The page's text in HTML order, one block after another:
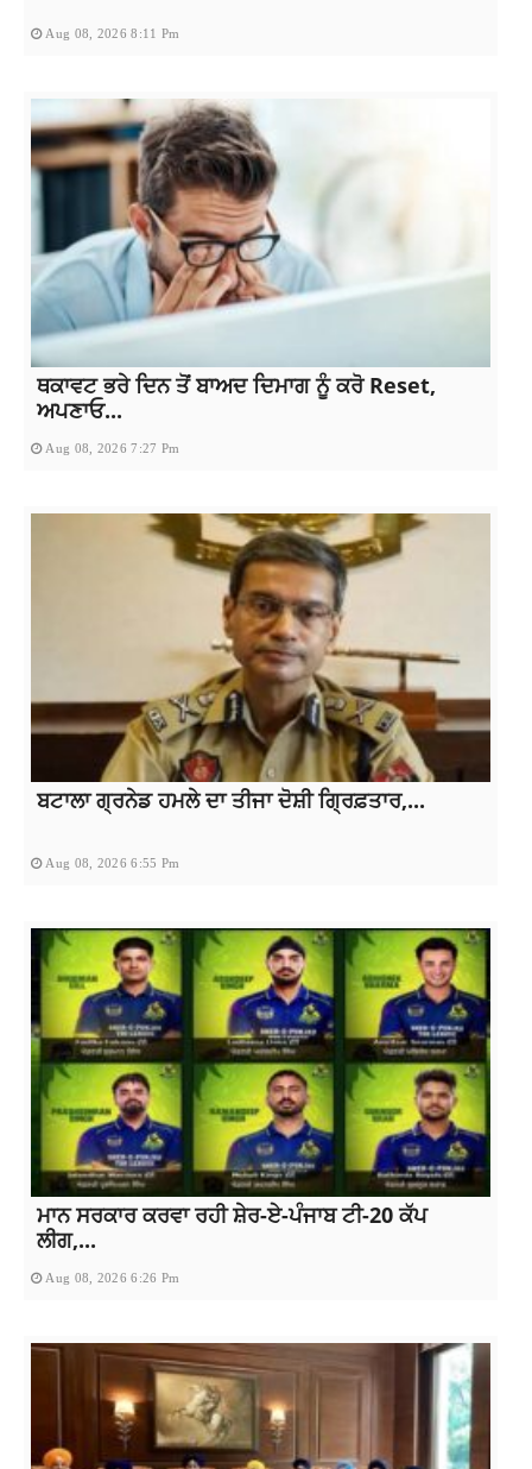
Aug 08, 2026 8:11 Pm
ਥਕਾਵਟ ਭਰੇ ਦਿਨ ਤੋਂ ਬਾਅਦ ਦਿਮਾਗ ਨੂੰ ਕਰੋ Reset,
ਅਪਣਾਓ...
Aug 08, 2026 7:27 Pm
ਬਟਾਲਾ ਗ੍ਰਨੇਡ ਹਮਲੇ ਦਾ ਤੀਜਾ ਦੋਸ਼ੀ ਗ੍ਰਿਫ਼ਤਾਰ,...
Aug 08, 2026 6:55 Pm
ਮਾਨ ਸਰਕਾਰ ਕਰਵਾ ਰਹੀ ਸ਼ੇਰ-ਏ-ਪੰਜਾਬ ਟੀ-20 ਕੱਪ
ਲੀਗ,...
Aug 08, 2026 6:26 Pm